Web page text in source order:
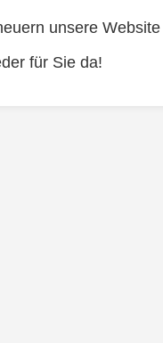
unsere Website
für Sie da!